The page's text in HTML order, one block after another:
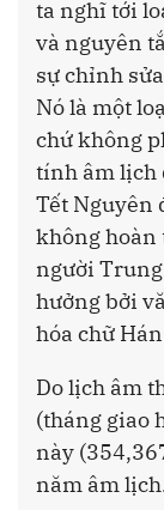
ta nghĩ tới
và nguyên
sự chỉnh
Nó là một
chứ không
tính âm lịch
Tết Nguyên
không hoàn
người Trung
hưởng bởi
hóa chữ
Do lịch âm
(tháng giao
này
năm âm